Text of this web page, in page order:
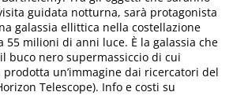
guidata notturna, sarà protagonista
galassia ellittica nella costellazione
55 milioni di anni luce. È la galassia che
buco nero supermassiccio di cui
un’immagine dai ricercatori del
Telescope). Info e costi su